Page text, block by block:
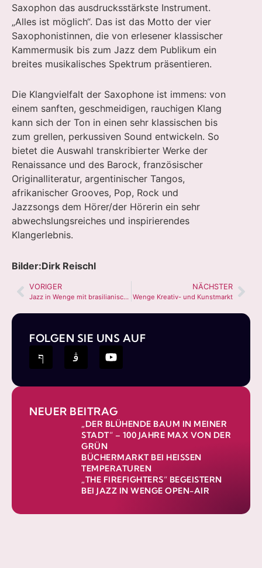
Saxophon das ausdrucksstärkste Instrument.
„Alles ist möglich“. Das ist das Motto der vier
Saxophonistinnen, die von erlesener klassischer
Kammermusik bis zum Jazz dem Publikum ein
breites musikalisches Spektrum präsentieren.
Die Klangvielfalt der Saxophone ist immens: von
einem sanften, geschmeidigen, rauchigen Klang
kann sich der Ton in einen sehr klassischen bis
zum grellen, perkussiven Sound entwickeln. So
bietet die Auswahl transkribierter Werke der
Renaissance und des Barock, französischer
Originalliteratur, argentinischer Tangos,
afrikanischer Grooves, Pop, Rock und
Jazzsongs dem Hörer/der Hörerin ein sehr
abwechslungsreiches und inspirierendes
Klangerlebnis.
Bilder:Dirk Reischl
VORIGER
Jazz in Wenge mit brasilianischen Klängen
NÄCHSTER
Wenge Kreativ- und Kunstmarkt
FOLGEN SIE UNS AUF
NEUER BEITRAG
„DER BLÜHENDE BAUM IN MEINER
STADT“ – 100 JAHRE MAX VON DER
GRÜN
BÜCHERMARKT BEI HEISSEN T
EMPERATUREN
„THE FIREFIGHTERS“ BEGEISTERN
BEI JAZZ IN WENGE OPEN-AIR